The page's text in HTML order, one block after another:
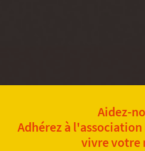
Aidez-
Adhérez à
vivre votre